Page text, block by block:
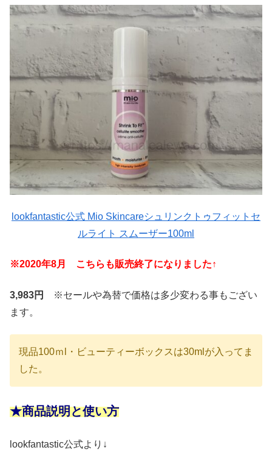
lookfantastic公式 Mio Skincareシュリンクトゥフィットセ
ルライト スムーザー100ml
※2020年8月 こちらも販売終了になりました↑
3,983円
※セールや為替で価格は多少変わる事もござい
ます。
現品100ｍl・ビューティーボックスは30mlが入ってま
した。
★商品説明と使い方
lookfantastic公式より↓